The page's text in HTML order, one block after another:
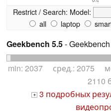
Restrict / Search: Model:
all
laptop
Geekbench 5.5-
min: 2037 сред.: 2075
2110
+ 3 подробных